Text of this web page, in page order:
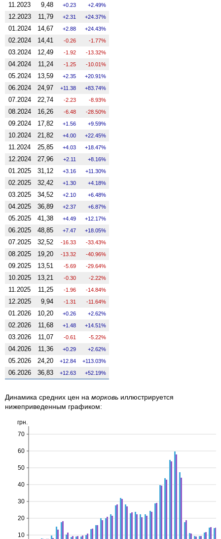
11.2023 9,48 0.23 2.49%
12.2023 11,79 2.31 24.37%
01.2024 14,67 2.88 24.43%
02.2024 14,41 -0.26 -1.77%
03.2024 12,49 -1.92 -13.32%
04.2024 11,24 -1.25 -10.01%
05.2024 13,59 2.35 20.91%
06.2024 24,97 11.38 83.74%
07.2024 22,74 -2.23 -8.93%
08.2024 16,26 -6.48 -28.50%
09.2024 17,82 1.56 9.59%
10.2024 21,82 4.00 22.45%
11.2024 25,85 4.03 18.47%
12.2024 27,96 2.11 8.16%
01.2025 31,12 3.16 11.30%
02.2025 32,42 1.30 4.18%
03.2025 34,52 2.10 6.48%
04.2025 36,89 2.37 6.87%
05.2025 41,38 4.49 12.17%
06.2025 48,85 7.47 18.05%
07.2025 32,52 -16.33 -33.43%
08.2025 19,20 -13.32 -40.96%
09.2025 13,51 -5.69 -29.64%
10.2025 13,21 -0.30 -2.22%
11.2025 11,25 -1.96 -14.84%
12.2025 9,94 -1.31 -11.64%
01.2026 10,20 0.26 2.62%
02.2026 11,68 1.48 14.51%
03.2026 11,07 -0.61 -5.22%
04.2026 11,36 0.29 2.62%
05.2026 24,20 12.84 113.03%
06.2026 36,83 12.63 52.19%
Динамика средних цен на морковь иллюстрируется
нижеприведенным графиком:
10
20
30
40
50
60
70
грн.